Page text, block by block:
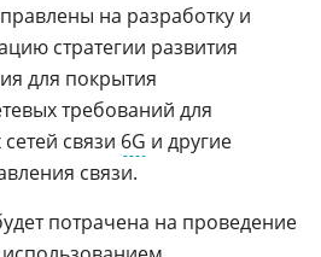
на разработку и
стратегии развития
для покрытия
требований для
связи 6G и другие
связи.
потрачена на проведение